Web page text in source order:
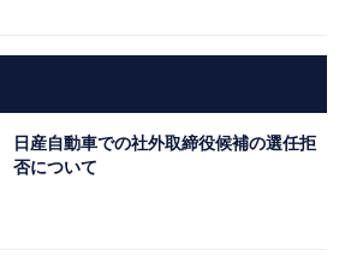
日産自動車での社外取締役候補の選任拒
否について